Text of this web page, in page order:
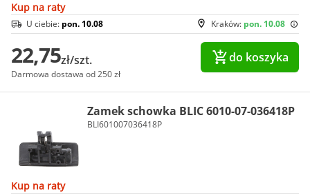
Kup na raty
Kraków: pon. 10.08
U ciebie: pon. 10.08
22,75zł/szt.
Darmowa dostawa od 250 zł
do koszyka
Zamek schowka BLIC 6010-07-036418P
BLI601007036418P
Kup na raty